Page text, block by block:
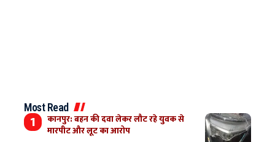
Most Read
कानपुर: बहन की दवा लेकर लौट रहे युवक से
मारपीट और लूट का आरोप